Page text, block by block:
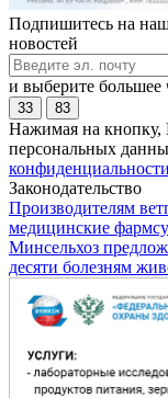
Подпишитесь на
новостей
и выберите большее
33 83
Нажимая на кнопку,
персональных
Законодательство
Производителям
медицинские
Минсельхоз
десяти болезням